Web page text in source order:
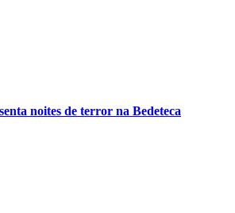
noites de terror na Bedeteca